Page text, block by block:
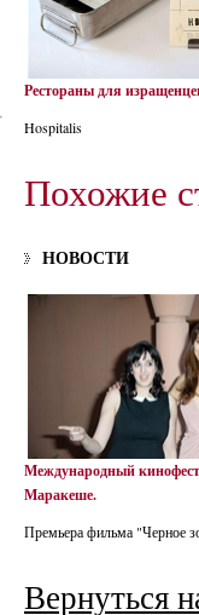
Рестораны для
Hospitalis
Похожие
НОВОСТИ
Международный
Маракеше.
Премьера фильма "Черное
Вернуться